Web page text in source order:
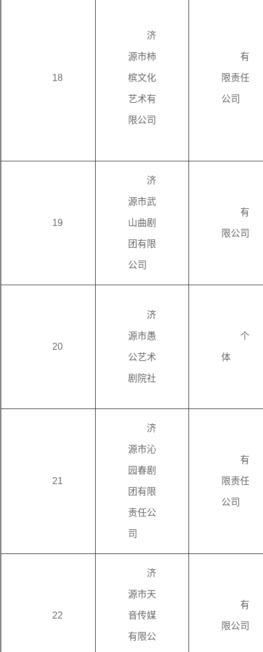
18
济
源市柿
槟文化
艺术有
限公司
有
限责任
公司
19
济
源市武
山曲剧
团有限
公司
有
限公司
20
济
源市愚
公艺术
剧院社
个
体
21
济
源市沁
园春剧
团有限
责任公
司
有
限责任
公司
22
济
源市天
音传媒
有限公
有
限公司